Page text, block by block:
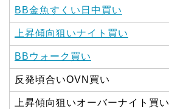
BB金魚すくい日中買い
上昇傾向狙いナイト買い
BBウォーク買い
反発頃合いOVN買い
上昇傾向狙いオーバーナイト買い